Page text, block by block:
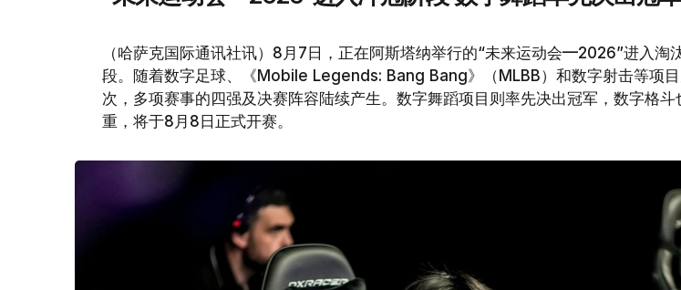
（哈萨克国际通讯社讯）8月7日，正在阿斯塔纳举行的“未来运动会—2026”进入淘
段。随着数字足球、《Mobile Legends: Bang Bang》（MLBB）和数字射击等项
次，多项赛事的四强及决赛阵容陆续产生。数字舞蹈项目则率先决出冠军，数字格斗
重，将于8月8日正式开赛。